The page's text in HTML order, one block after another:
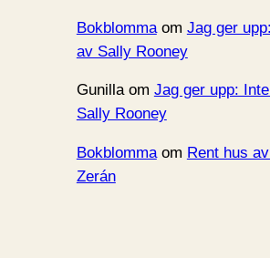
Bokblommaom Jag ger
av Sally Rooney
Gunillaom Jag ger upp:
Sally Rooney
Bokblommaom Rent hus
Zerán